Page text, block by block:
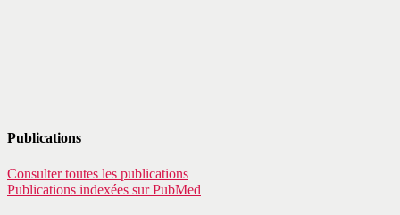
Publications
Consulter toutes les publications
Publications indexées sur PubMed